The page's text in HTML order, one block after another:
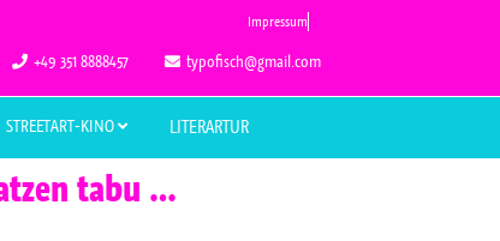
Impressum
+49 351 8888457 typofisch@gmail.com
STREETART-KINO LITERARTUR
tabu …